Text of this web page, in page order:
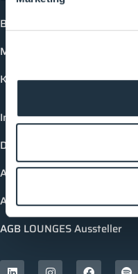
Buchungsmöglichkeiten
Medienformate
Kontakt
Impressum
Datenschutzerklärung
AGB Cleanroom-Processes
AGB LOUNGES Besucher
AGB LOUNGES Aussteller